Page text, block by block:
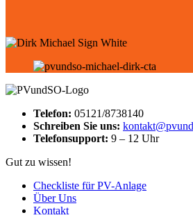
Telefon: 05121/8738140
Schreiben Sie uns:
Telefonsupport: 9 – 12 Uhr
Gut zu wissen!
Checkliste für PV-Anlage
Über Uns
Kontakt